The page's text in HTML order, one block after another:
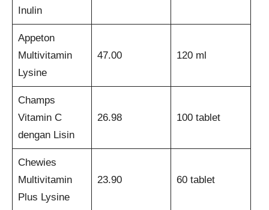
Inulin
Appeton
Multivitamin
Lysine
47.00 120 ml
Champs
Vitamin C
dengan Lisin
26.98 100 tablet
Chewies
Multivitamin
Plus Lysine
23.90 60 tablet